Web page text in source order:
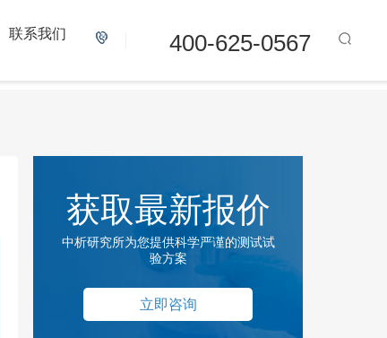
400-625-0567
联系我们
获取最新报价
中析研究所为您提供科学严谨的测试试
验方案
立即咨询